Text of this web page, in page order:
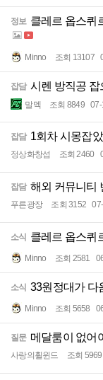
정보 클레르 옵스퀴
Minno 조회 13107
잡담 시렌 방직공
말멕 조회 8849 07-
잡담 1회차 시몽잡
정상화창섭 조회 2460
잡담 해외 커뮤니티
푸른광장 조회 3152
소식 클레르 옵스퀴
Minno 조회 2581
소식 33원정대가 다
Minno 조회 5658
질문 메달룸이 없어
사랑의휠윈드 조회 5969